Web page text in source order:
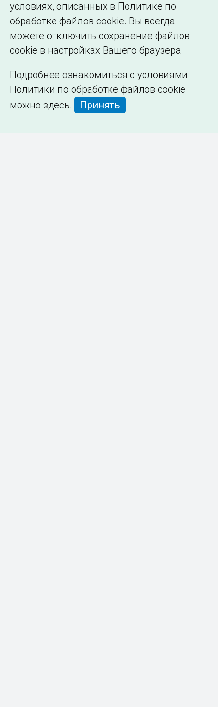
условиях, описанных в Политике по
обработке файлов cookie. Вы всегда
можете отключить сохранение файлов
cookie в настройках Вашего браузера.
Подробнее ознакомиться с условиями
Политики по обработке файлов cookie
можно здесь. Принять